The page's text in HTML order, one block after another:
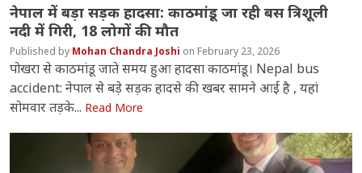
नेपाल में बड़ा सड़क हादसा: काठमांडू जा रही बस त्रिशूली
नदी में गिरी, 18 लोगों की मौत
Mohan Chandra Joshi February 23, 2026
पोखरा से काठमांडू जाते समय हुआ हादसा काठमांडू। Nepal bus
accident: नेपाल से बड़े सड़क हादसे की खबर सामने आई है , यहां
सोमवार तड़के... Read More